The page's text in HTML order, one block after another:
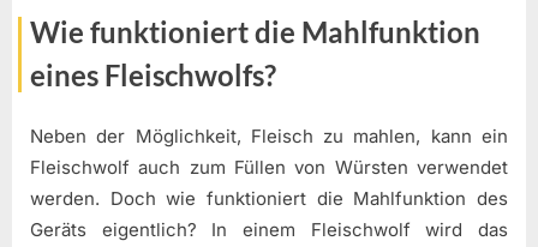
Wie funktioniert die Mahlfunktion
eines Fleischwolfs?
Neben der Möglichkeit, Fleisch zu mahlen, kann ein
Fleischwolf auch zum Füllen von Würsten verwendet
werden. Doch wie funktioniert die Mahlfunktion des
Geräts eigentlich? In einem Fleischwolf wird das